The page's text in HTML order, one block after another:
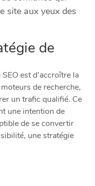
site aux yeux des
de
est d’accroître la
de recherche,
un trafic qualifié. Ce
une intention de
de se convertir
une stratégie